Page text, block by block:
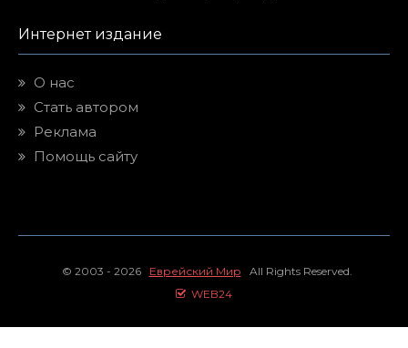
Интернет издание
О нас
Стать автором
Реклама
Помощь сайту
© 2003 - 2026 Еврейский Мир All Rights Reserved.
WEB24